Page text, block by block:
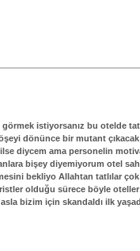
istiyorsanız bu otelde
dönünce bir mutant çıkacak
diycem ama personelin
bişey diyemiyorum otel
bekliyo Allahtan tatlılar
olduğu sürece böyle
bizim için skandaldı ilk